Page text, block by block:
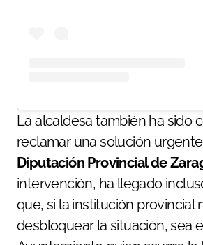
La alcaldesa también ha sido
reclamar una solución
Diputación Provincial de
intervención, ha llegado
que, si la institución provincial
desbloquear la situación, sea